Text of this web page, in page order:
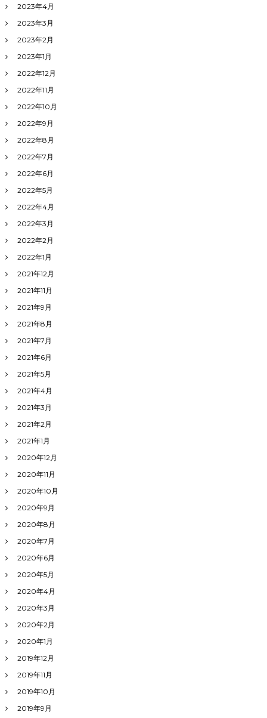
2023年4月
2023年3月
2023年2月
2023年1月
2022年12月
2022年11月
2022年10月
2022年9月
2022年8月
2022年7月
2022年6月
2022年5月
2022年4月
2022年3月
2022年2月
2022年1月
2021年12月
2021年11月
2021年9月
2021年8月
2021年7月
2021年6月
2021年5月
2021年4月
2021年3月
2021年2月
2021年1月
2020年12月
2020年11月
2020年10月
2020年9月
2020年8月
2020年7月
2020年6月
2020年5月
2020年4月
2020年3月
2020年2月
2020年1月
2019年12月
2019年11月
2019年10月
2019年9月